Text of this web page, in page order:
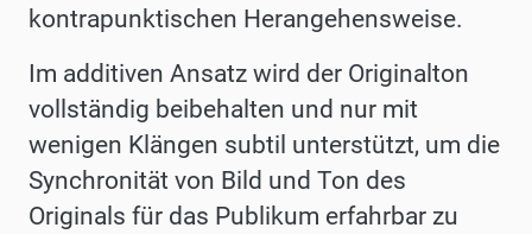
kontrapunktischen Herangehensweise.
Im additiven Ansatz wird der Originalton
vollständig beibehalten und nur mit
wenigen Klängen subtil unterstützt, um die
Synchronität von Bild und Ton des
Originals für das Publikum erfahrbar zu